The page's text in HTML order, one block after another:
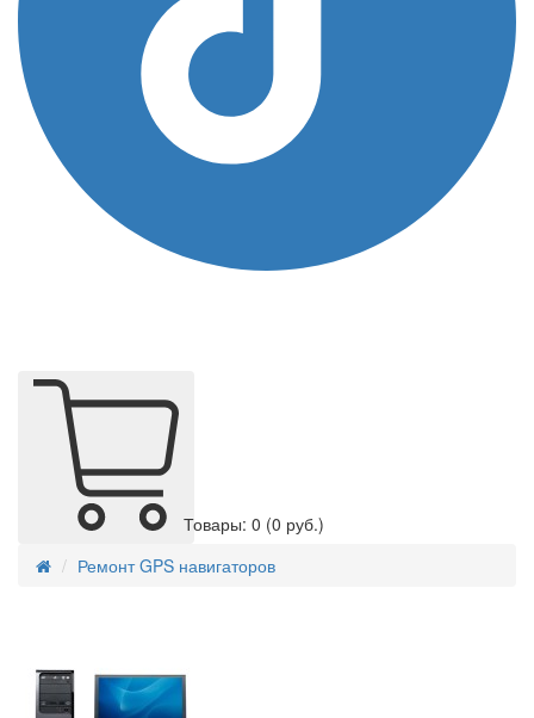
Товары: 0 (0 руб.)
Ремонт GPS навигаторов